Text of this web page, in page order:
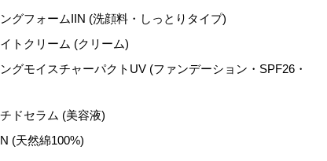
グフォームIIN (洗顔料・しっとりタイプ)
トクリーム (クリーム)
グモイスチャーパクトUV (ファンデーション・SPF26・
ドセラム (美容液)
(天然綿100%)